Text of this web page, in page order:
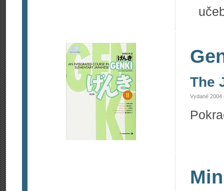
The
Vydané 2004